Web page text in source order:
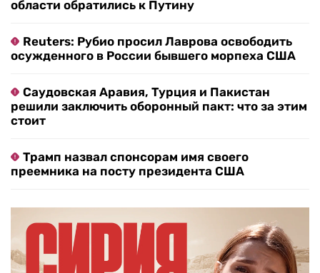
области обратились к Путину
Reuters: Рубио просил Лаврова освободить
осужденного в России бывшего морпеха США
Саудовская Аравия, Турция и Пакистан
решили заключить оборонный пакт: что за этим
стоит
Трамп назвал спонсорам имя своего
преемника на посту президента США